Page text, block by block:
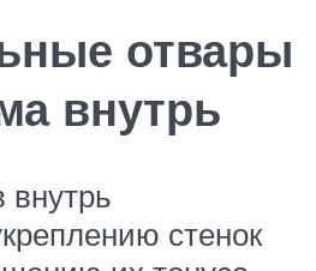
отвары
внутрь
внутрь
стенок